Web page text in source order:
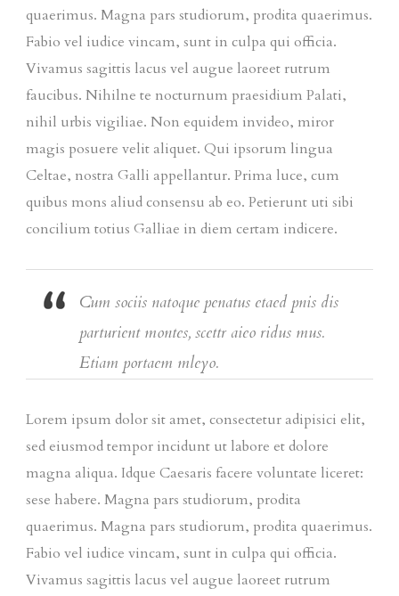
quaerimus. Magna pars studiorum, prodita quaerimus.
Fabio vel iudice vincam, sunt in culpa qui officia.
Vivamus sagittis lacus vel augue laoreet rutrum
faucibus. Nihilne te nocturnum praesidium Palati,
nihil urbis vigiliae. Non equidem invideo, miror
magis posuere velit aliquet. Qui ipsorum lingua
Celtae, nostra Galli appellantur. Prima luce, cum
quibus mons aliud consensu ab eo. Petierunt uti sibi
concilium totius Galliae in diem certam indicere.
Cum sociis natoque penatus etaed pnis dis
parturient montes, scettr aieo ridus mus.
Etiam portaem mleyo.
Lorem ipsum dolor sit amet, consectetur adipisici elit,
sed eiusmod tempor incidunt ut labore et dolore
magna aliqua. Idque Caesaris facere voluntate liceret:
sese habere. Magna pars studiorum, prodita
quaerimus. Magna pars studiorum, prodita quaerimus.
Fabio vel iudice vincam, sunt in culpa qui officia.
Vivamus sagittis lacus vel augue laoreet rutrum